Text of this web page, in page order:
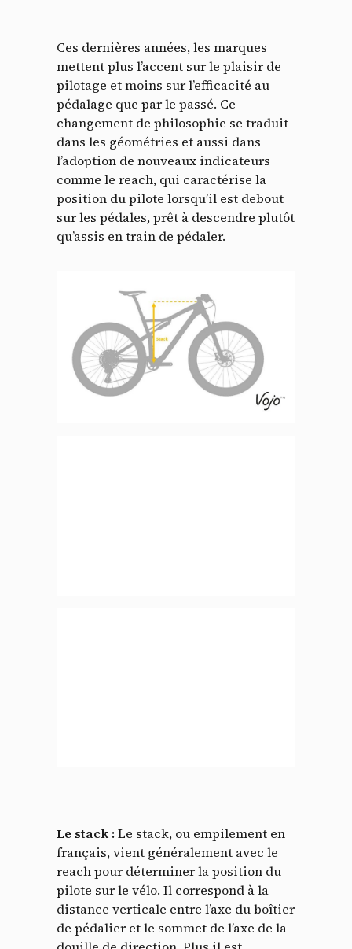
Ces dernières années, les marques
mettent plus l’accent sur le plaisir de
pilotage et moins sur l’efficacité au
pédalage que par le passé. Ce
changement de philosophie se traduit
dans les géométries et aussi dans
l’adoption de nouveaux indicateurs
comme le reach, qui caractérise la
position du pilote lorsqu’il est debout
sur les pédales, prêt à descendre plutôt
qu’assis en train de pédaler.
Le stack :Le stack, ou empilement en
français, vient généralement avec le
reach pour déterminer la position du
pilote sur le vélo. Il correspond à la
distance verticale entre l’axe du boîtier
de pédalier et le sommet de l’axe de la